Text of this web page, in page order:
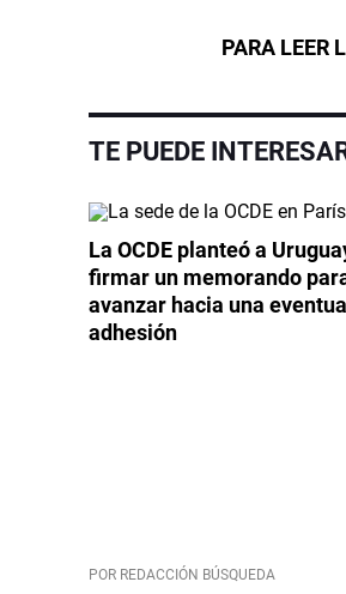
PARA LEER
TE PUEDE
La OCDE planteó a
firmar un memorando
avanzar hacia una
adhesión
POR REDACCIÓN BÚSQUEDA